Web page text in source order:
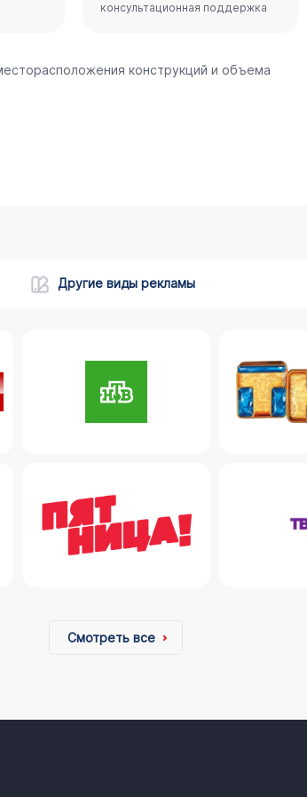
консультационная поддержка
конструкций и объема
Другие виды рекламы
Смотреть все